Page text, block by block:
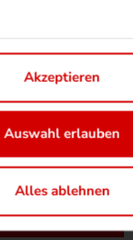
Akzeptieren
Auswahl erlauben
Alles ablehnen